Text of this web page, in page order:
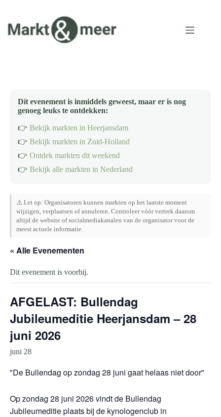
inhoud
Dit evenement is inmiddels geweest, maar er is nog
genoeg leuks te ontdekken:
👉 Bekijk markten in Heerjansdam
👉 Bekijk markten in Zuid-Holland
👉 Ontdek markten dit weekend
👉 Bekijk alle markten in Nederland
⚠️ Let op: Organisatoren kunnen markten op het laatste moment
wijzigen, verplaatsen of annuleren. Controleer vóór vertrek daarom
altijd de website of socialmediakanalen van de organisator voor de
meest actuele informatie.
« Alle Evenementen
Dit evenement is voorbij.
AFGELAST: Bullendag
Jubileumeditie Heerjansdam – 28
juni 2026
juni 28
De Bullendag op zondag 28 juni gaat helaas niet door
Op zondag 28 juni 2026 vindt de Bullendag
Jubileumeditie plaats bij de kynologenclub in